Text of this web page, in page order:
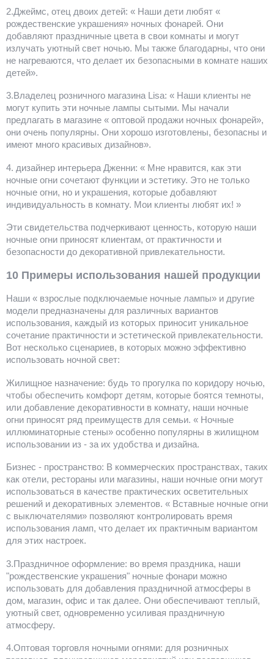
2.Джеймс, отец двоих детей: « Наши дети любят «
рождественские украшения» ночных фонарей. Они
добавляют праздничные цвета в свои комнаты и могут
излучать уютный свет ночью. Мы также благодарны, что они
не нагреваются, что делает их безопасными в комнате наших
детей».
3.Владелец розничного магазина Lisa: « Наши клиенты не
могут купить эти ночные лампы сытыми. Мы начали
предлагать в магазине « оптовой продажи ночных фонарей»,
они очень популярны. Они хорошо изготовлены, безопасны и
имеют много красивых дизайнов».
4. дизайнер интерьера Дженни: « Мне нравится, как эти
ночные огни сочетают функции и эстетику. Это не только
ночные огни, но и украшения, которые добавляют
индивидуальность в комнату. Мои клиенты любят их! »
Эти свидетельства подчеркивают ценность, которую наши
ночные огни приносят клиентам, от практичности и
безопасности до декоративной привлекательности.
10 Примеры использования нашей продукции
Наши « взрослые подключаемые ночные лампы» и другие
модели предназначены для различных вариантов
использования, каждый из которых приносит уникальное
сочетание практичности и эстетической привлекательности.
Вот несколько сценариев, в которых можно эффективно
использовать ночной свет:
Жилищное назначение: будь то прогулка по коридору ночью,
чтобы обеспечить комфорт детям, которые боятся темноты,
или добавление декоративности в комнату, наши ночные
огни приносят ряд преимуществ для семьи. « Ночные
иллюминаторные стены» особенно популярны в жилищном
использовании из - за их удобства и дизайна.
Бизнес - пространство: В коммерческих пространствах, таких
как отели, рестораны или магазины, наши ночные огни могут
использоваться в качестве практических осветительных
решений и декоративных элементов. « Вставные ночные огни
с выключателями» позволяют контролировать время
использования ламп, что делает их практичным вариантом
для этих настроек.
3.Праздничное оформление: во время праздника, наши
"рождественские украшения" ночные фонари можно
использовать для добавления праздничной атмосферы в
дом, магазин, офис и так далее. Они обеспечивают теплый,
уютный свет, одновременно усиливая праздничную
атмосферу.
4.Оптовая торговля ночными огнями: для розничных